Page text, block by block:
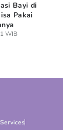
Bayi di
Pakai
WIB